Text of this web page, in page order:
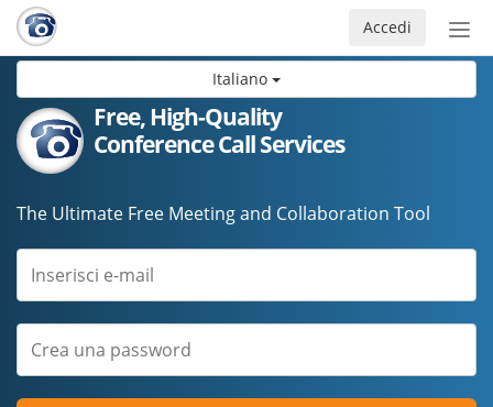
Italiano
Accedi
Free, High-Quality
Conference Call Services
The Ultimate Free Meeting and Collaboration Tool